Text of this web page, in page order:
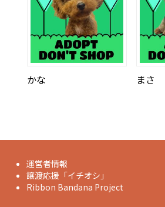
かな まさ
運営者情報
譲渡応援「イチオシ」
Ribbon Bandana Project